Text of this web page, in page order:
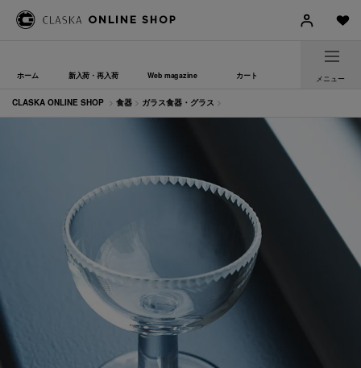
ホーム 新入荷・再入荷 Web magazine カート メニュー
CLASKA ONLINE SHOP > 食器 > ガラス食器・グラス >